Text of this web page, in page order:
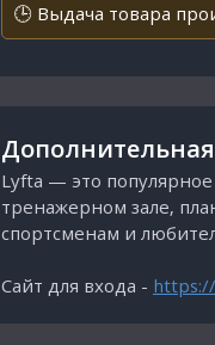
🕒 Выдача товара
Lyfta — это
тренажерном зале,
спортсменам и
Сайт для входа -